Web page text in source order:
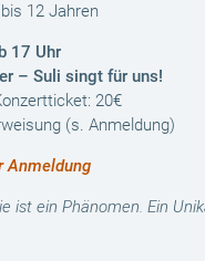
12 Jahren
17 Uhr
– Suli singt für uns!
20€
(s. Anmeldung)
Anmeldung
ist ein Phänomen. Ein